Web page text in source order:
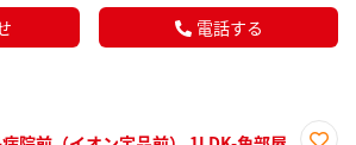
電話する